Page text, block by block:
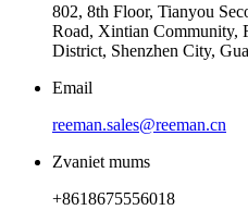
802, 8th Floor, Tianyou
Road, Xintian Community,
District, Shenzhen City,
Email
reeman.sales@reeman.cn
Zvaniet mums
+8618675556018